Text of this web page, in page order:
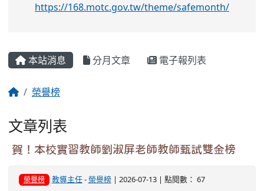
https://168.motc.gov.tw/theme/safemonth/
本站消息 分月文章 電子報列表
榮譽榜
文章列表
賀！本校實習教師劉淑屏老師教師甄試雙金榜
榮譽榜 教導主任-榮譽榜| 2026-07-13 | 點閱數： 67